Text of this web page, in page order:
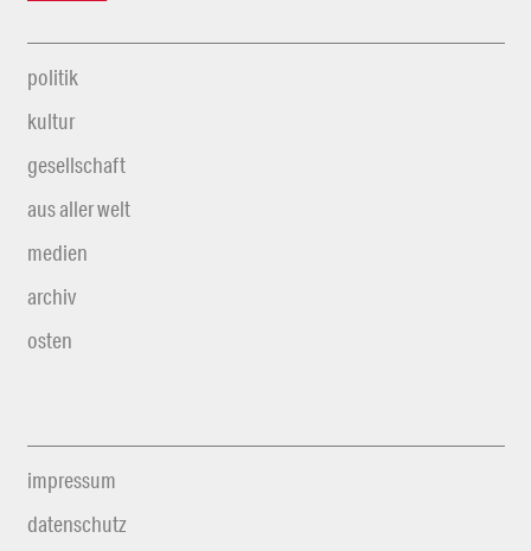
politik
kultur
gesellschaft
aus aller welt
medien
archiv
osten
impressum
datenschutz